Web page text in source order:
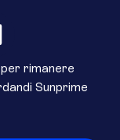
rimanere
Sunprime